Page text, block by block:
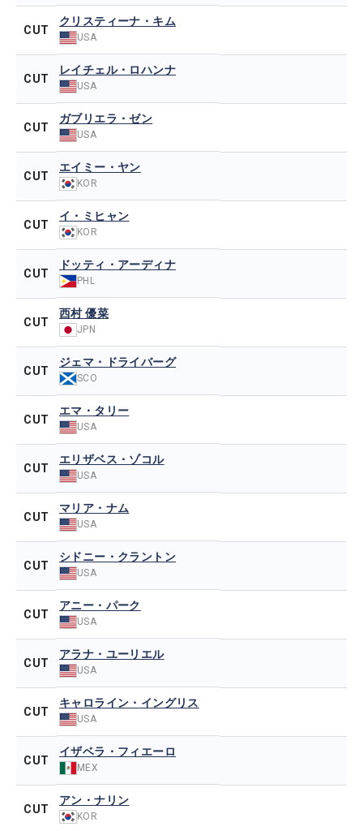
CUT
クリスティーナ・キム
USA
CUT
レイチェル・ロハンナ
USA
CUT
ガブリエラ・ゼン
USA
CUT
エイミー・ヤン
KOR
CUT
イ・ミヒャン
KOR
CUT
ドッティ・アーディナ
PHL
CUT
西村 優菜
JPN
CUT
ジェマ・ドライバーグ
SCO
CUT
エマ・タリー
USA
CUT
エリザベス・ゾコル
USA
CUT
マリア・ナム
USA
CUT
シドニー・クラントン
USA
CUT
アニー・パーク
USA
CUT
アラナ・ユーリエル
USA
CUT
キャロライン・イングリス
USA
CUT
イザベラ・フィエーロ
MEX
CUT
アン・ナリン
KOR